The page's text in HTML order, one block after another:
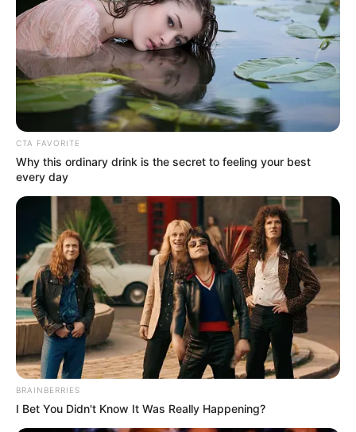
CTA FAVORITE
Why this ordinary drink is the secret to feeling your best
every day
BRAINBERRIES
I Bet You Didn't Know It Was Really Happening?